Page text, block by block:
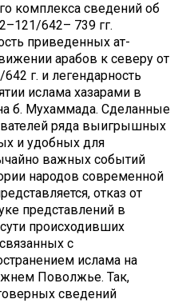
комплекса сведений об
642– 739 гг.
приведенных ат-
арабов к северу от
г. и легендарность
ислама хазарами в
б. Мухаммада. Сделанные
ряда выигрышных
и удобных для
важных событий
народов современной
отказ от
представлений в
происходивших
с
ислама на
Поволжье. Так,
сведений